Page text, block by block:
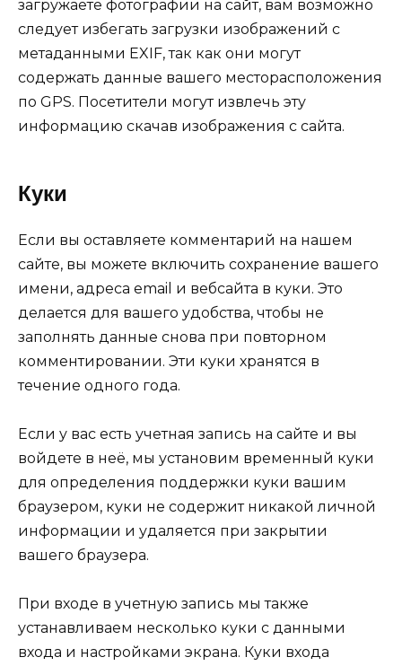
загружаете фотографии на сайт, вам возможно
следует избегать загрузки изображений с
метаданными EXIF, так как они могут
содержать данные вашего месторасположения
по GPS. Посетители могут извлечь эту
информацию скачав изображения с сайта.
Куки
Если вы оставляете комментарий на нашем
сайте, вы можете включить сохранение вашего
имени, адреса email и вебсайта в куки. Это
делается для вашего удобства, чтобы не
заполнять данные снова при повторном
комментировании. Эти куки хранятся в
течение одного года.
Если у вас есть учетная запись на сайте и вы
войдете в неё, мы установим временный куки
для определения поддержки куки вашим
браузером, куки не содержит никакой личной
информации и удаляется при закрытии
вашего браузера.
При входе в учетную запись мы также
устанавливаем несколько куки с данными
входа и настройками экрана. Куки входа